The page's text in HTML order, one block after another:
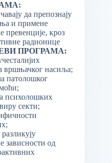
да препознају
и примене
превенције, кроз
радионице
ПРОГРАМА:
вршњачког насиља;
патолошког
психолошких
секти;
зависности од